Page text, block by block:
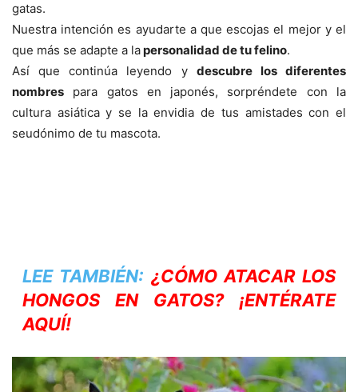
gatas.
Nuestra intención es ayudarte a que escojas el mejor y el
que más se adapte a lapersonalidad de tu felino.
Así que continúa leyendo y descubre los diferentes
nombres para gatos en japonés, sorpréndete con la
cultura asiática y se la envidia de tus amistades con el
seudónimo de tu mascota.
LEE TAMBIÉN: ¿CÓMO ATACAR LOS
HONGOS EN GATOS? ¡ENTÉRATE
AQUÍ!